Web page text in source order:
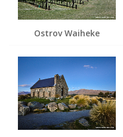
Ostrov Waiheke